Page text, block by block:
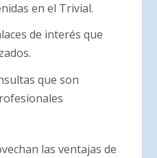
en el Trivial.
de interés que
que son
las ventajas de